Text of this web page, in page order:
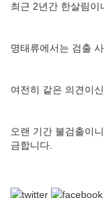
최근 2년간 한살림이
명태류에서는 검출
여전히 같은 의견이
오랜 기간 불검출이
금합니다.